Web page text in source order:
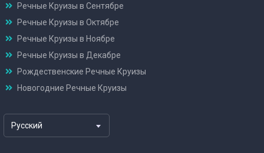
Речные Круизы в Сентябре
Речные Круизы в Октябре
Речные Круизы в Ноябре
Речные Круизы в Декабре
Рождественские Речные Круизы
Новогодние Речные Круизы
Русский